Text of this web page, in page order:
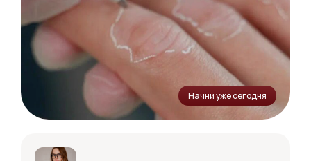
Начни уже сегодня